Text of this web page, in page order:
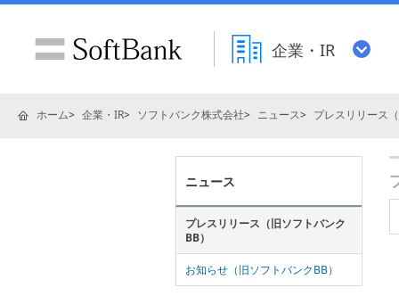
企業・IR
ホーム 企業・IR ソフトバンク株式会社 ニュース プレスリリース
ニュース
プレスリリース（旧ソフトバンク
BB）
お知らせ（旧ソフトバンクBB）